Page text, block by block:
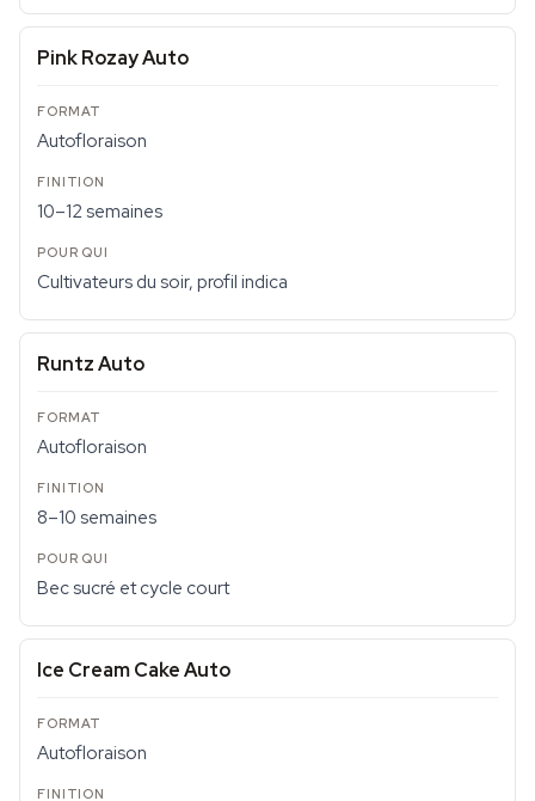
Pink Rozay Auto
Autofloraison
10–12 semaines
Cultivateurs du soir, profil indica
Runtz Auto
Autofloraison
8–10 semaines
Bec sucré et cycle court
Ice Cream Cake Auto
Autofloraison